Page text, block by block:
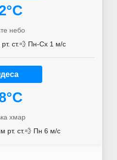
небо
ст.💨 Пн-Сх 1 м/с
хмар
рт. ст.💨 Пн 6 м/с